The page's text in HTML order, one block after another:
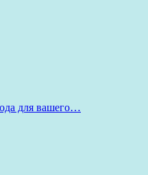
для вашего…